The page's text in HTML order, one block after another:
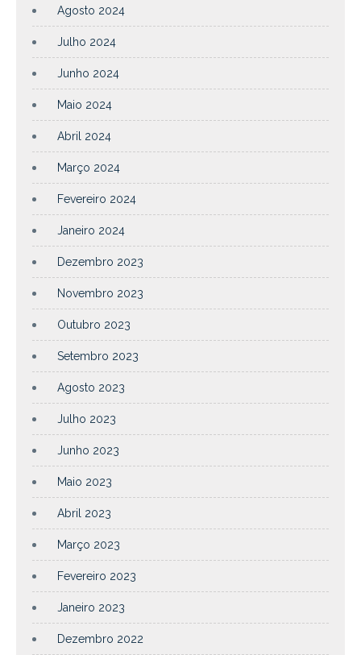
Agosto 2024
Julho 2024
Junho 2024
Maio 2024
Abril 2024
Março 2024
Fevereiro 2024
Janeiro 2024
Dezembro 2023
Novembro 2023
Outubro 2023
Setembro 2023
Agosto 2023
Julho 2023
Junho 2023
Maio 2023
Abril 2023
Março 2023
Fevereiro 2023
Janeiro 2023
Dezembro 2022